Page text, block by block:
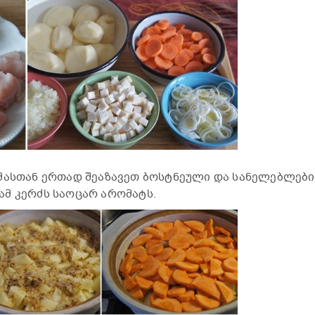
ერთად შეაზავეთ ბოსტნეული და
კერძს საოცარ არომატს.